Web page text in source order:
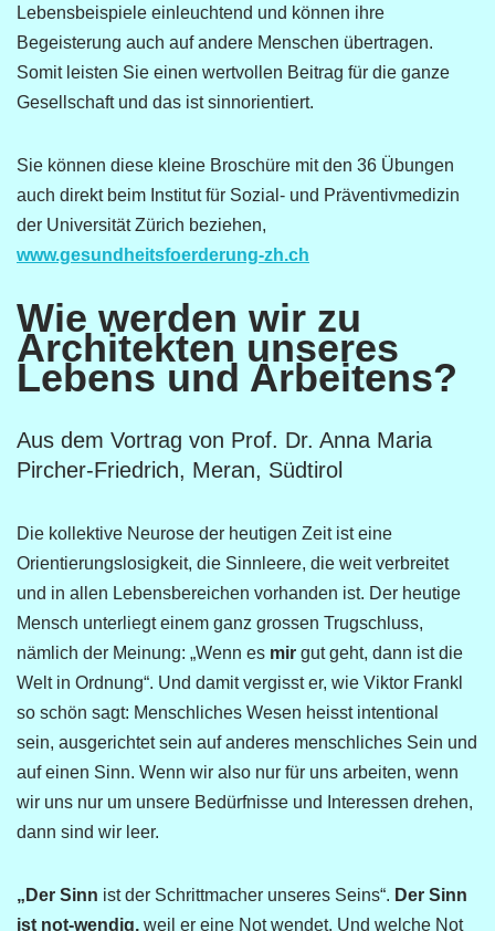
Lebensbeispiele einleuchtend und können ihre
Begeisterung auch auf andere Menschen übertragen.
Somit leisten Sie einen wertvollen Beitrag für die ganze
Gesellschaft und das ist sinnorientiert.
Sie können diese kleine Broschüre mit den 36 Übungen
auch direkt beim Institut für Sozial- und Präventivmedizin
der Universität Zürich beziehen,
www.gesundheitsfoerderung-zh.ch
Wie werden wir zu
Architekten unseres
Lebens und Arbeitens?
Aus dem Vortrag von Prof. Dr. Anna Maria
Pircher-Friedrich, Meran, Südtirol
Die kollektive Neurose der heutigen Zeit ist eine
Orientierungslosigkeit, die Sinnleere, die weit verbreitet
und in allen Lebensbereichen vorhanden ist. Der heutige
Mensch unterliegt einem ganz grossen Trugschluss,
nämlich der Meinung: „Wenn es mir gut geht, dann ist die
Welt in Ordnung“. Und damit vergisst er, wie Viktor Frankl
so schön sagt: Menschliches Wesen heisst intentional
sein, ausgerichtet sein auf anderes menschliches Sein und
auf einen Sinn. Wenn wir also nur für uns arbeiten, wenn
wir uns nur um unsere Bedürfnisse und Interessen drehen,
dann sind wir leer.
„Der Sinn ist der Schrittmacher unseres Seins“. Der Sinn
ist not-wendig, weil er eine Not wendet. Und welche Not